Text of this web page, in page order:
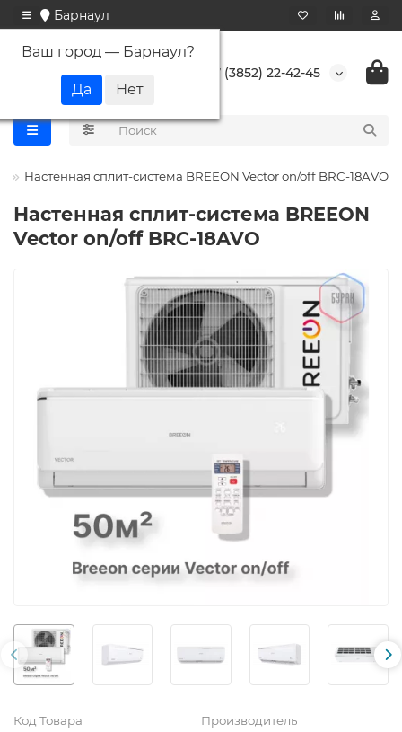
Барнаул
Ваш город — Барнаул?
+7 (3852) 22-42-45
Настенная сплит-система BREEON Vector on/off BRC-18AVO
Настенная сплит-система BREEON
Vector on/off BRC-18AVO
Код Товара Производитель